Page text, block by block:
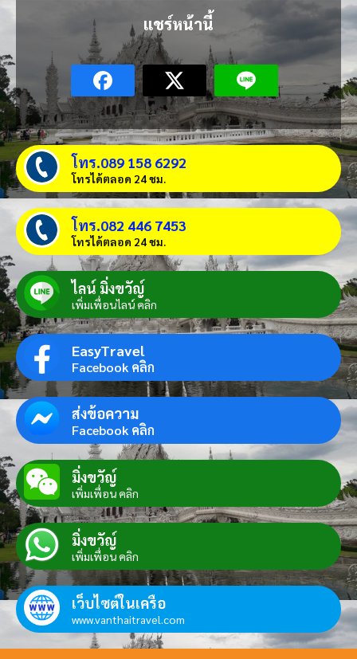
แชร์หน้านี้
โทร.089 158 6292
โทรได้ตลอด 24 ชม.
โทร.082 446 7453
โทรได้ตลอด 24 ชม.
ไลน์ มิ่งขวัญ์
เพิ่มเพื่อนไลน์ คลิก
EasyTravel
Facebook คลิก
ส่งข้อความ
Facebook คลิก
มิ่งขวัญ์
เพิ่มเพื่อน คลิก
มิ่งขวัญ์
เพิ่มเพื่อน คลิก
เว็บไซต์ในเครือ
www.vanthaitravel.com